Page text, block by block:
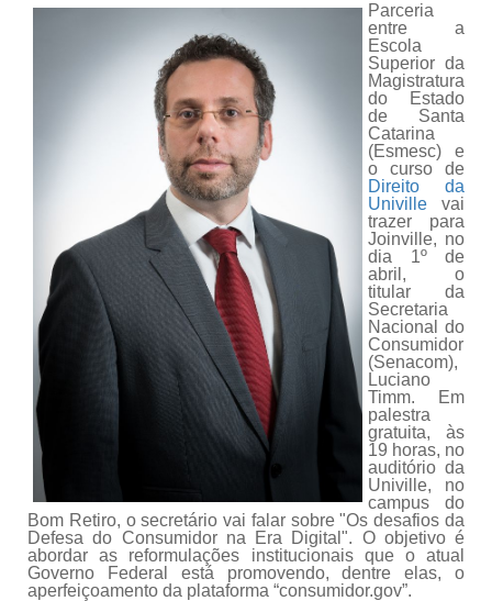
Parceria
entre a
Escola
Superior da
Magistratura
do Estado
de Santa
Catarina
(Esmesc) e
o curso de
Direito da
Univille vai
trazer para
Joinville, no
dia 1º de
abril, o
titular da
Secretaria
Nacional do
Consumidor
(Senacom),
Luciano
Timm. Em
palestra
gratuita, às
19 horas, no
auditório da
Univille, no
campus do
Bom Retiro, o secretário vai falar sobre "Os desafios da
Defesa do Consumidor na Era Digital". O objetivo é
abordar as reformulações institucionais que o atual
Governo Federal está promovendo, dentre elas, o
aperfeiçoamento da plataforma “consumidor.gov”.